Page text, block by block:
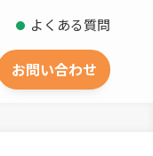
よくある質問
お問い合わせ